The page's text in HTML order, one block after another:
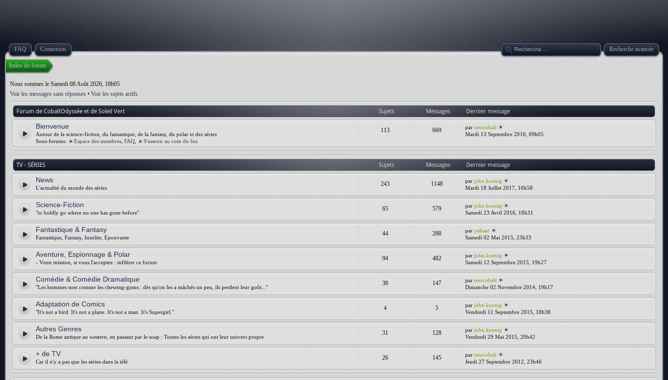
FAQ Connexion Recherche avancée
Index du forum
Nous sommes le Samedi 08 Août 2026, 18h05
Voir les messages sans réponses • Voir les sujets actifs
Forum de CobaltOdyssée et de Soleil Vert Sujets Messages Dernier message
Bienvenue
Autour de la science-fiction, du fantastique, de la fantasy, du polar et des séries
Sous-forums:
Espace des membres, FAQ S'asseoir au coin du feu
113 669 parneocobalt
Mardi 13 Septembre 2016, 09h05
TV - SÉRIES Sujets Messages Dernier message
News
L'actualité du monde des séries
243 1148 parjohn.koenig
Mardi 18 Juillet 2017, 16h58
Science-Fiction
"to boldly go where no one has gone before"
65 579 parjohn.koenig
Samedi 23 Avril 2016, 18h31
Fantastique & Fantasy
Fantastique, Fantasy, Insolite, Epouvante
44 288 paryabaar
Samedi 02 Mai 2015, 23h33
Aventure, Espionnage & Polar
- Votre mission, si vous l'acceptez : infiltrer ce forum
94 482 parjohn.koenig
Samedi 12 Septembre 2015, 19h27
Comédie & Comédie Dramatique
"Les hommes sont comme les chewing-gums : dès qu'on les a mâchés un peu, ils perdent leur goût..."
38 147 parneocobalt
Dimanche 02 Novembre 2014, 19h17
Adaptation de Comics
"It's not a bird. It's not a plane. It's not a man. It's Supergirl."
4 5 parjohn.koenig
Vendredi 11 Septembre 2015, 18h38
Autres Genres
De la Rome antique au western, en passant par le soap : Toutes les séries qui ont leur univers propre
31 128 parjohn.koenig
Vendredi 29 Mai 2015, 20h42
+ de TV
Car il n'y a pas que les séries dans la télé
26 145 parneocobalt
Jeudi 27 Septembre 2012, 23h46